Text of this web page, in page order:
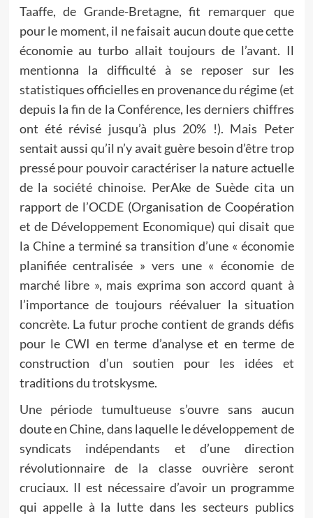
Taaffe, de Grande-Bretagne, fit remarquer que
pour le moment, il ne faisait aucun doute que cette
économie au turbo allait toujours de l’avant. Il
mentionna la difficulté à se reposer sur les
statistiques officielles en provenance du régime (et
depuis la fin de la Conférence, les derniers chiffres
ont été révisé jusqu’à plus 20% !). Mais Peter
sentait aussi qu’il n’y avait guère besoin d’être trop
pressé pour pouvoir caractériser la nature actuelle
de la société chinoise. PerAke de Suède cita un
rapport de l’OCDE (Organisation de Coopération
et de Développement Economique) qui disait que
la Chine a terminé sa transition d’une « économie
planifiée centralisée » vers une « économie de
marché libre », mais exprima son accord quant à
l’importance de toujours réévaluer la situation
concrète. La futur proche contient de grands défis
pour le CWI en terme d’analyse et en terme de
construction d’un soutien pour les idées et
traditions du trotskysme.
Une période tumultueuse s’ouvre sans aucun
doute en Chine, dans laquelle le développement de
syndicats indépendants et d’une direction
révolutionnaire de la classe ouvrière seront
cruciaux. Il est nécessaire d’avoir un programme
qui appelle à la lutte dans les secteurs publics